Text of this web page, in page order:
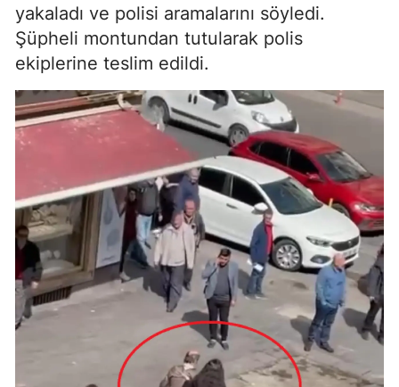
yakaladı ve polisi aramalarını söyledi.
Şüpheli montundan tutularak polis
ekiplerine teslim edildi.